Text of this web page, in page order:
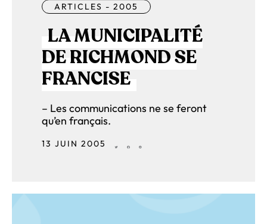
ARTICLES - 2005
LA MUNICIPALITÉ
DE RICHMOND SE
FRANCISE
– Les communications ne se feront
qu’en français.
13 JUIN 2005